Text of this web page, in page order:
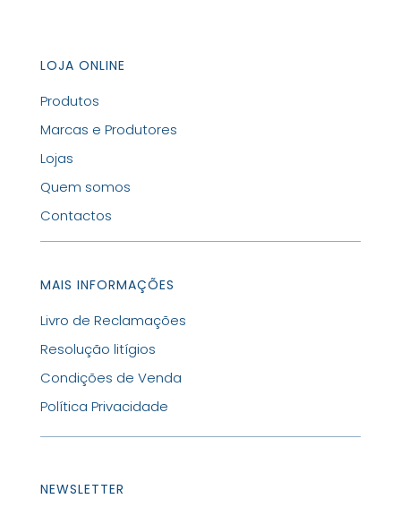
LOJA ONLINE
Produtos
Marcas e Produtores
Lojas
Quem somos
Contactos
MAIS INFORMAÇÕES
Livro de Reclamações
Resolução litígios
Condições de Venda
Política Privacidade
NEWSLETTER